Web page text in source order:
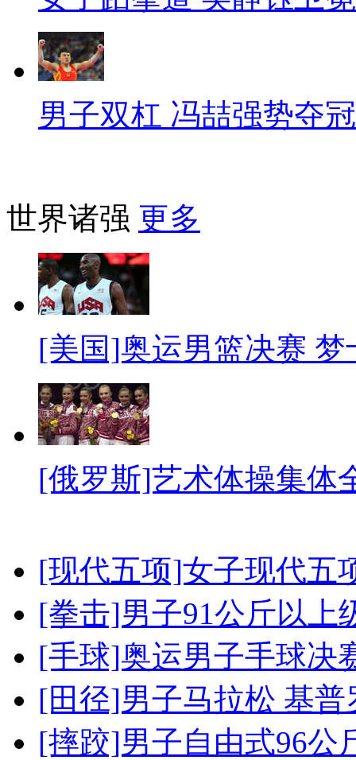
男子双杠 冯喆强势夺冠
世界诸强 更多
[美国]奥运男篮决赛
[俄罗斯]艺术体操集体
[现代五项]女子现代五
[拳击]男子91公斤以上
[手球]奥运男子手球决
[田径]男子马拉松 基
[摔跤]男子自由式96公